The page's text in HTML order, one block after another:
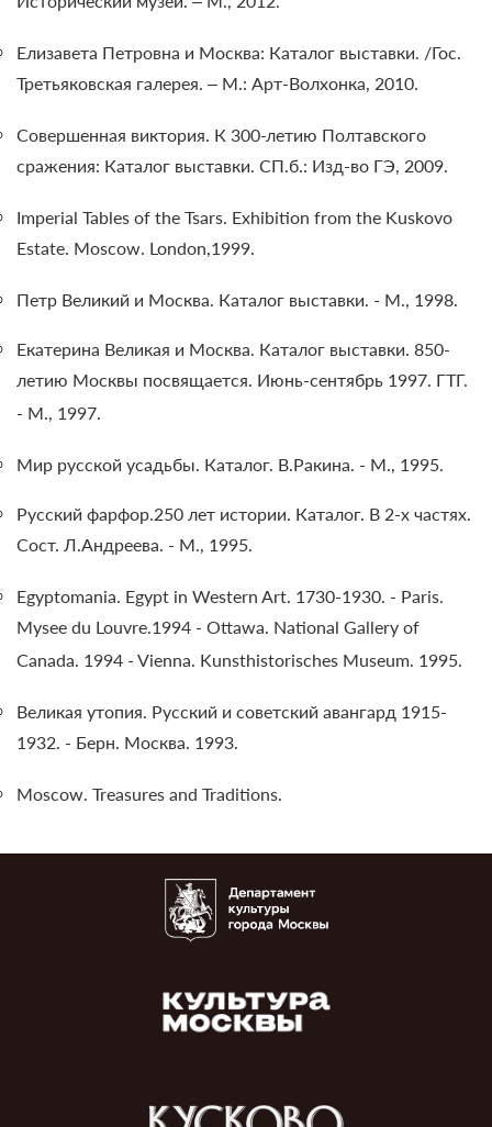
Елизавета Петровна и Москва: Каталог выставки. /Гос.
Третьяковская галерея. – М.: Арт-Волхонка, 2010.
Совершенная виктория. К 300-летию Полтавского
сражения: Каталог выставки. СП.б.: Изд-во ГЭ, 2009.
Imperial Tables of the Tsars. Exhibition from the Kuskovo
Estate. Moscow. London,1999.
Петр Великий и Москва. Каталог выставки. - М., 1998.
Екатерина Великая и Москва. Каталог выставки. 850-
летию Москвы посвящается. Июнь-сентябрь 1997. ГТГ.
- М., 1997.
Мир русской усадьбы. Каталог. В.Ракина. - М., 1995.
Русский фарфор.250 лет истории. Каталог. В 2-х частях.
Сост. Л.Андреева. - М., 1995.
Egyptomania. Egypt in Western Art. 1730-1930. - Paris.
Mysee du Louvre.1994 - Ottawa. National Gallery of
Canada. 1994 - Vienna. Kunsthistorisches Museum. 1995.
Великая утопия. Русский и советский авангард 1915-
1932. - Берн. Москва. 1993.
Moscow. Treasures and Traditions.